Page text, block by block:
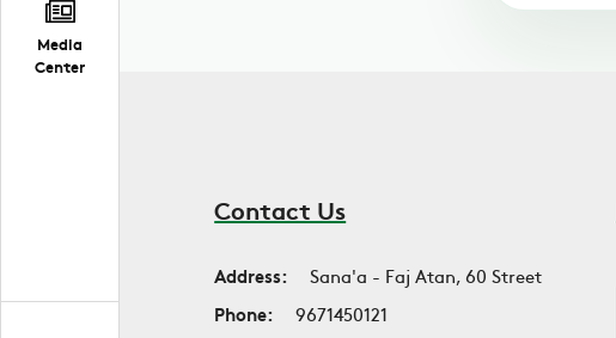
Media
Center
Contact Us
Address:
Sana'a - Faj Atan, 60 Street
Phone:
9671450121